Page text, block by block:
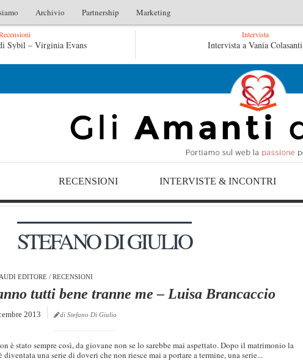
Archivio Partnership Marketing
– Virginia Evans L’idraulico non verrà – Fruttero & Lucentini
Fruttero & Lucentini
Intervista
Intervista a Vania Colasanti
RECENSIONI INTERVISTE & INCONTRI
STEFANO DI GIULIO
EDITORE / RECENSIONI
tutti bene tranne me – Luisa Brancaccio
2013 di Stefano Di Giulio
è stato sempre così, da giovane non se lo sarebbe mai aspettato. Dopo il matrimonio la
diventata una serie di doveri che non riesce mai a portare a termine, una serie...